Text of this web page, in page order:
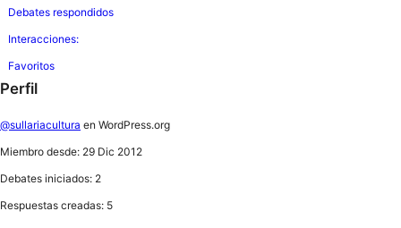
Debates respondidos
Interacciones:
Favoritos
Perfil
@sullariacultura en WordPress.org
Miembro desde: 29 Dic 2012
Debates iniciados: 2
Respuestas creadas: 5